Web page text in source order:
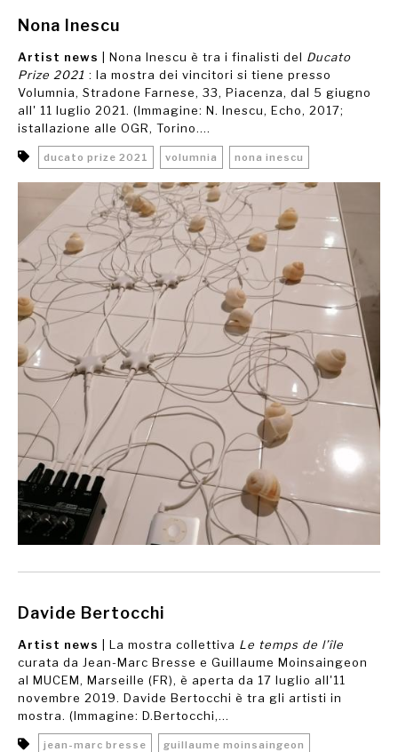
Nona Inescu
Artist news | Nona Inescu è tra i finalisti del Ducato
Prize 2021 : la mostra dei vincitori si tiene presso
Volumnia, Stradone Farnese, 33, Piacenza, dal 5 giugno
all' 11 luglio 2021. (Immagine: N. Inescu, Echo, 2017;
istallazione alle OGR, Torino....
ducato prize 2021 volumnia nona inescu
Davide Bertocchi
Artist news | La mostra collettiva Le temps de l’île
curata da Jean-Marc Bresse e Guillaume Moinsaingeon
al MUCEM, Marseille (FR), è aperta da 17 luglio all'11
novembre 2019. Davide Bertocchi è tra gli artisti in
mostra. (Immagine: D.Bertocchi,...
jean-marc bresse guillaume moinsaingeon